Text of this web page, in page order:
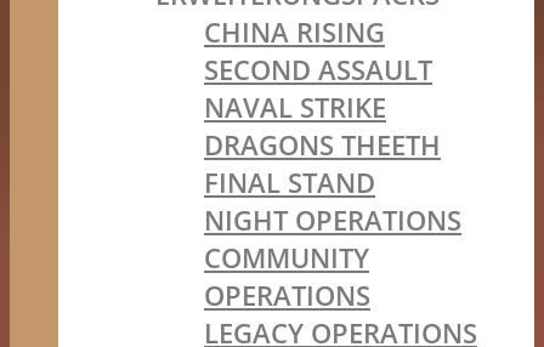
CHINA RISING
SECOND ASSAULT
NAVAL STRIKE
DRAGONS THEETH
FINAL STAND
NIGHT OPERATIONS
COMMUNITY
OPERATIONS
LEGACY OPERATIONS